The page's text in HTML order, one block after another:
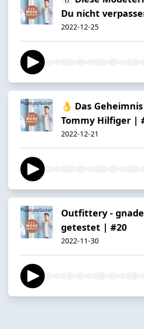
Du nicht
2022-12-25
👌 Das
Tommy Hilfiger |
2022-12-21
Outfittery -
getestet | #20
2022-11-30